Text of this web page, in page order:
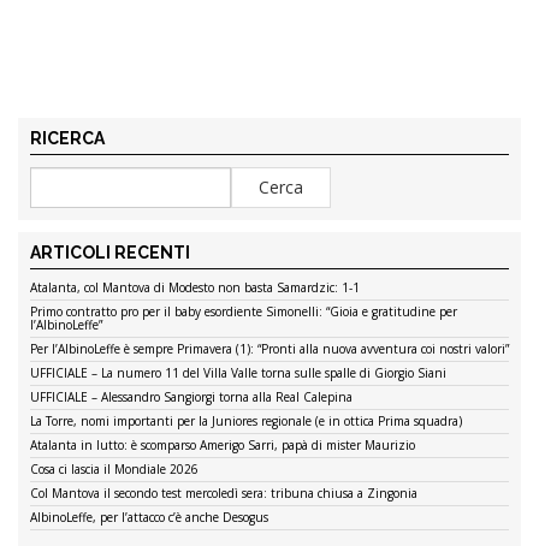
RICERCA
ARTICOLI RECENTI
Atalanta, col Mantova di Modesto non basta Samardzic: 1-1
Primo contratto pro per il baby esordiente Simonelli: “Gioia e gratitudine per
l’AlbinoLeffe”
Per l’AlbinoLeffe è sempre Primavera (1): “Pronti alla nuova avventura coi nostri valori”
UFFICIALE – La numero 11 del Villa Valle torna sulle spalle di Giorgio Siani
UFFICIALE – Alessandro Sangiorgi torna alla Real Calepina
La Torre, nomi importanti per la Juniores regionale (e in ottica Prima squadra)
Atalanta in lutto: è scomparso Amerigo Sarri, papà di mister Maurizio
Cosa ci lascia il Mondiale 2026
Col Mantova il secondo test mercoledì sera: tribuna chiusa a Zingonia
AlbinoLeffe, per l’attacco c’è anche Desogus